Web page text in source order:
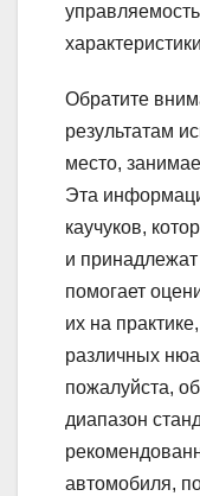
Обратите
результатам
место,
Эта
каучуков,
и
помогает
их на
различных
пожалуйста,
диапазон
автомобиля,